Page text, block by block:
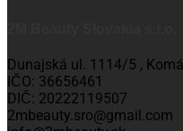
Dunajská ul. 1114/5 ,
IČO: 36656461
DIČ: 20222119507
2mbeauty.sro@gmail.com